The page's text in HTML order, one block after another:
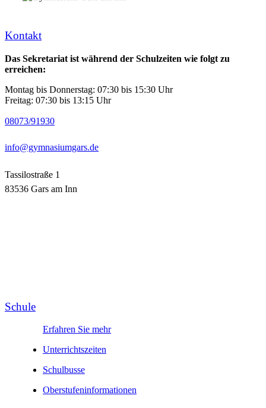
Kontakt
Das Sekretariat ist während der Schulzeiten wie folgt zu
erreichen:
Montag bis Donnerstag: 07:30 bis 15:30 Uhr
Freitag: 07:30 bis 13:15 Uhr
08073/91930
info@gymnasiumgars.de
Tassilostraße 1
83536 Gars am Inn
Schule
Erfahren Sie mehr
Unter­richts­zeiten
Schul­busse
Ober­stufen­infor­mationen